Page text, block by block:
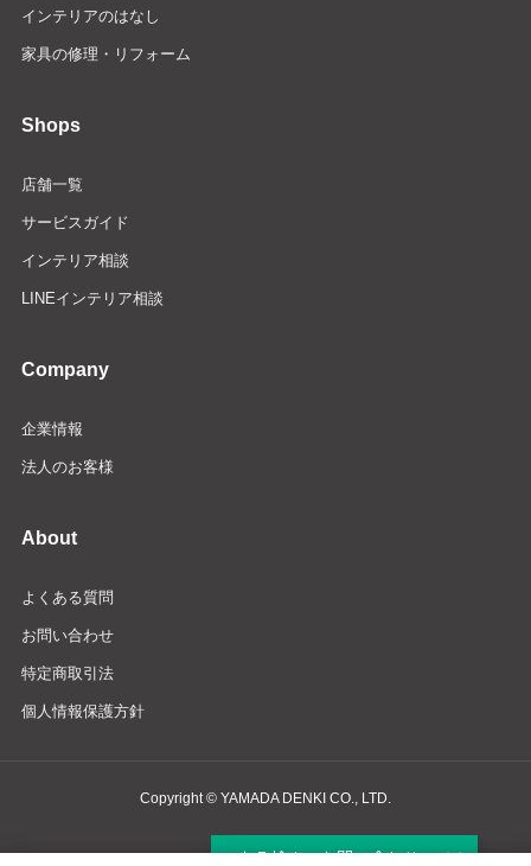
インテリアのはなし
家具の修理・リフォーム
Shops
店舗一覧
サービスガイド
インテリア相談
LINEインテリア相談
Company
企業情報
法人のお客様
About
よくある質問
お問い合わせ
特定商取引法
個人情報保護方針
Copyright © YAMADA DENKI CO., LTD.
商品検索・お問い合わせ